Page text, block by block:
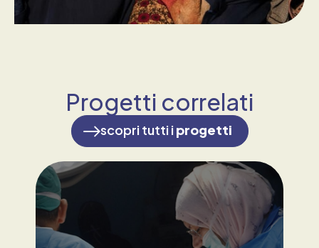
Progetti correlati
scopri tutti i progetti